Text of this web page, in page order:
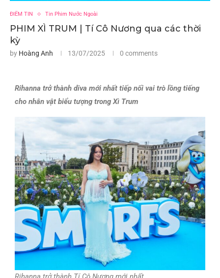
ĐIỂM TIN Tin Phim Nước Ngoài
PHIM XÌ TRUM | Tí Cô Nương qua các thời
kỳ
by Hoàng Anh 13/07/2025 0 comments
Rihanna trở thành diva mới nhất tiếp nối vai trò lồng tiếng
cho nhân vật biểu tượng trong Xì Trum